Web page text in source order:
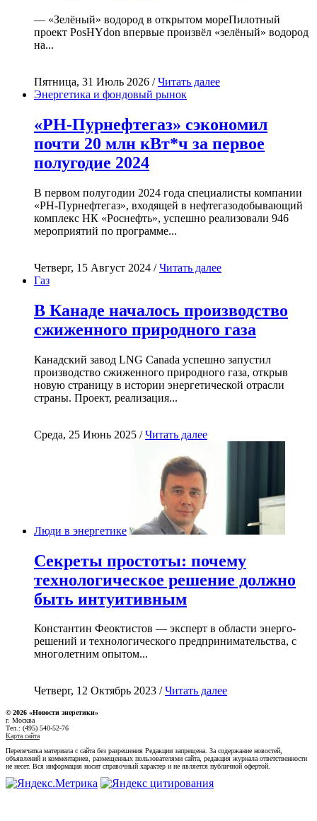
— «Зелёный» водород в открытом мореПилотный
проект PosHYdon впервые произвёл «зелёный» водород
на...
Пятница, 31 Июль 2026 /Читать далее
Энергетика и фондовый рынок
«РН-Пурнефтегаз» сэкономил
почти 20 млн кВт*ч за первое
полугодие 2024
В первом полугодии 2024 года специалисты компании
«РН-Пурнефтегаз», входящей в нефтегазодобывающий
комплекс НК «Роснефть», успешно реализовали 946
мероприятий по программе...
Четверг, 15 Август 2024 /Читать далее
Газ
В Канаде началось производство
сжиженного природного газа
Канадский завод LNG Canada успешно запустил
производство сжиженного природного газа, открыв
новую страницу в истории энергетической отрасли
страны. Проект, реализация...
Среда, 25 Июнь 2025 /Читать далее
Люди в энергетике
Секреты простоты: почему
технологическое решение должно
быть интуитивным
Константин Феоктистов — эксперт в области энерго-
решений и технологического предпринимательства, с
многолетним опытом...
Четверг, 12 Октябрь 2023 /Читать далее
© 2026 «Новости энеретики»
г. Москва
Тел.: (495) 540-52-76
Карта сайта
Перепечатка материала с сайта без разрешения Редакции запрещена. За содержание новостей,
объявлений и комментариев, размещенных пользователями сайта, редакция журнала ответственности
не несет. Вся информация носит справочный характер и не является публичной офертой.